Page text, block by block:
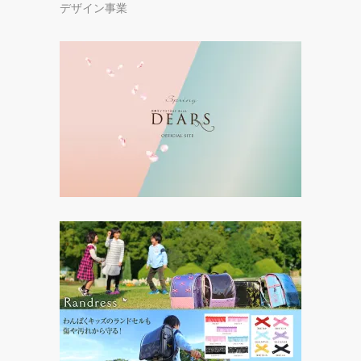
デザイン事業